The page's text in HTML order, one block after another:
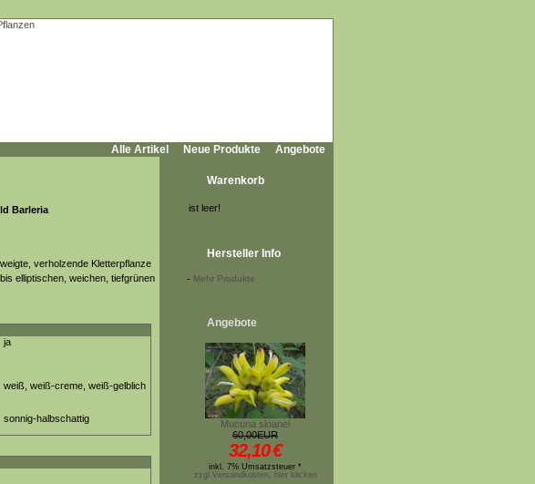
Alle Artikel Neue Produkte Angebote
Barleria
verholzende Kletterpflanze
elliptischen, weichen, tiefgrünen
ja
weiß, weiß-creme, weiß-gelblich
sonnig-halbschattig
Warenkorb
ist leer!
Hersteller Info
- Mehr Produkte
Angebote
Mucuna sloanei
60,00EUR
32,10€
inkl. 7% Umsatzsteuer *
zzgl.Versandkosten, hier klicken